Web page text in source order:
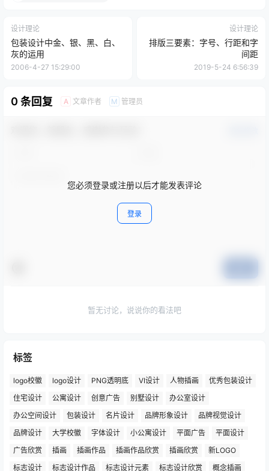
设计理论
包装设计中金、银、黑、白、
灰的运用
2006-4-27 15:29:00
设计理论
排版三要素：字号、行距和字
间距
2019-5-24 6:56:39
0 条回复 A 文章作者 M 管理员
您必须登录或注册以后才能发表评论
登录
暂无讨论，说说你的看法吧
标签
logo校徽 logo设计 PNG透明底 VI设计 人物插画
优秀包装设计
住宅设计
公寓设计 创意广告 别墅设计
办公室设计
办公空间设计
包装设计 名片设计 品牌形象设计
品牌视觉设计
品牌设计
大学校徽 字体设计 小公寓设计 平面广告
平面设计
广告欣赏
插画 插画作品 插画作品欣赏 插画欣赏
新LOGO
标志设计
标志设计作品 标志设计元素 标志设计欣赏 概念插画